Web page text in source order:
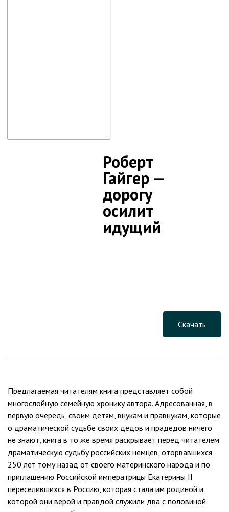
Роберт
Гайгер —
дорогу
осилит
идущий
Скачать
Предлагаемая читателям книга представляет собой
многослойную семейную хронику автора. Адресованная, в
первую очередь, своим детям, внукам и правнукам, которые
о драматической судьбе своих дедов и прадедов ничего
не знают, книга в то же время раскрывает перед читателем
драматическую судьбу российских немцев, оторвавшихся
250 лет тому назад от своего материнского народа и по
приглашению Российской императрицы Екатерины II
переселившихся в Россию, которая стала им родиной и
которой они верой и правдой служили два с половиной